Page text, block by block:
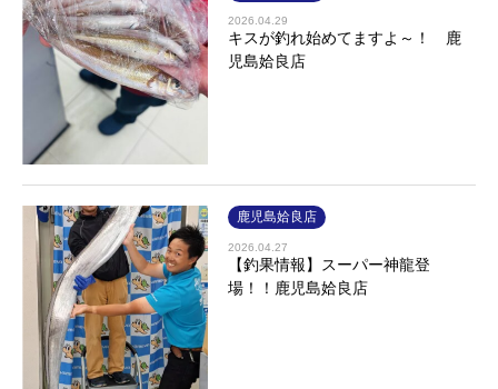
2026.04.29
キスが釣れ始めてますよ～！ 鹿
児島姶良店
鹿児島姶良店
2026.04.27
【釣果情報】スーパー神龍登
場！！鹿児島姶良店